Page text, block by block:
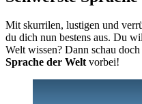
Mit skurrilen, lustigen und
du dich nun bestens aus. Du
Welt wissen? Dann schau
Sprache der Weltvorbei!